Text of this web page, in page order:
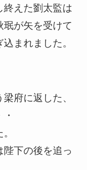
えた劉太監は
珉が矢を受けて
まれました。
府に返した、
下の後を追っ